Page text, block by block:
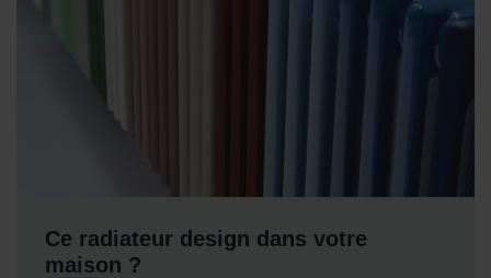
Ce radiateur design dans votre
maison ?